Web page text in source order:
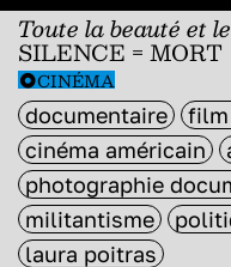
Toute la beauté et
SILENCE = MORT
CINÉMA
documentaire
film
cinéma américain
photographie
militantisme
laura poitras